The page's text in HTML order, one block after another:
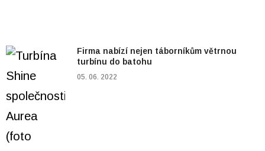
Firma nabízí nejen táborníkům větrnou
turbínu do batohu
05. 06. 2022